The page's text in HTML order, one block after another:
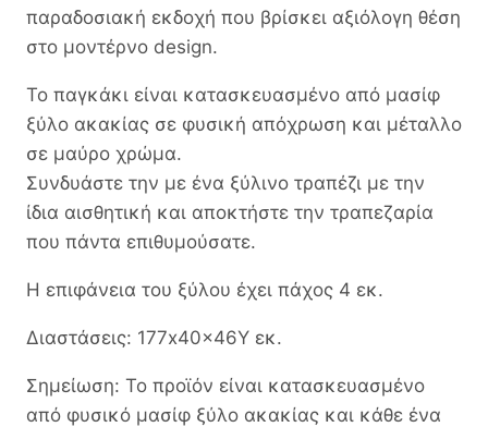
παραδοσιακή εκδοχή που βρίσκει αξιόλογη θέση
στο μοντέρνο design.
Το παγκάκι είναι κατασκευασμένο από μασίφ
ξύλο ακακίας σε φυσική απόχρωση και μέταλλο
σε μαύρο χρώμα.
Συνδυάστε την με ένα ξύλινο τραπέζι με την
ίδια αισθητική και αποκτήστε την τραπεζαρία
που πάντα επιθυμούσατε.
Η επιφάνεια του ξύλου έχει πάχος 4 εκ.
Διαστάσεις: 177x40x46Y εκ.
Σημείωση: Το προϊόν είναι κατασκευασμένο
από φυσικό μασίφ ξύλο ακακίας και κάθε ένα